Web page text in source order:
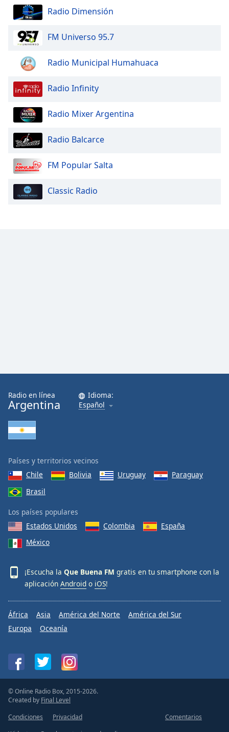
Radio Dimensión
FM Universo 95.7
Radio Municipal Humahuaca
Radio Infinity
Radio Mixer Argentina
Radio Balcarce
FM Popular Salta
Classic Radio
Radio en línea
Argentina
Idioma:
Español
Países y territorios vecinos
Chile
Bolivia Uruguay
Paraguay
Brasil
Los países populares
Estados Unidos
Colombia
España
México
¡Escucha la Que Buena FM gratis en tu smartphone con la
aplicación Android o iOS!
África Asia América del Norte
América del Sur
Europa
Oceanía
© Online Radio Box, 2015-2026.
Created by Final Level
Condiciones
Privacidad
Comentarios